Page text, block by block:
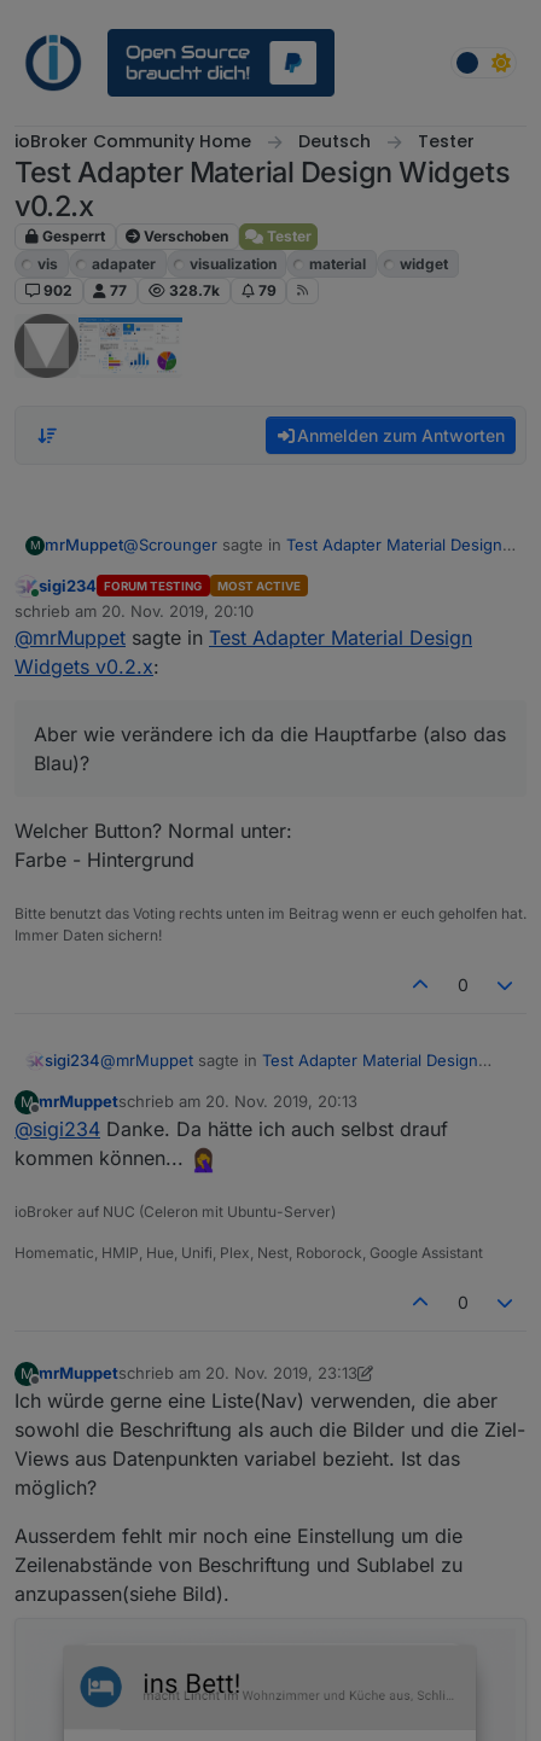
ioBroker Community Home Deutsch Tester
Test Adapter Material Design Widgets
v0.2.x
Gesperrt Verschoben
Tester
vis
adapater visualization material
widget
902
77 328.7k 79
Anmelden zum Antworten
M mrMuppet@Scrounger sagte in Test Adapter Material Design
Am besten ist ein Bild im 16:9 Format zu
verwenden. Wenn du ein Icon nutzen
dann sieht es damit auch gut aus.
Gelingt mir leider nicht richtig. Aber ich glaube ich
sollte sowieso besser die Buttons nehmen. Aber
Online
sigi234 FORUM TESTING MOST ACTIVE
schrieb am 20. Nov. 2019, 20:10
zuletzt editiert von
@mrMuppet sagte in Test Adapter Material Design
Widgets v0.2.x:
Aber wie verändere ich da die Hauptfarbe (also das
Blau)?
Welcher Button? Normal unter:
Farbe - Hintergrund
Bitte benutzt das Voting rechts unten im Beitrag wenn er euch geholfen hat.
Immer Daten sichern!
0
sigi234@mrMuppet sagte in Test Adapter Material Design
Aber wie verändere ich da die Hauptfarbe (also
das Blau)?
Welcher Button? Normal unter:
M
Offline
mrMuppetschrieb am 20. Nov. 2019, 20:13
zuletzt editiert von
@sigi234 Danke. Da hätte ich auch selbst drauf
kommen können...
ioBroker auf NUC (Celeron mit Ubuntu-Server)
Homematic, HMIP, Hue, Unifi, Plex, Nest, Roborock, Google Assistant
0
M
Offline
mrMuppetschrieb am 20. Nov. 2019, 23:13
zuletzt editiert von mrMuppet
Ich würde gerne eine Liste(Nav) verwenden, die aber
sowohl die Beschriftung als auch die Bilder und die Ziel-
Views aus Datenpunkten variabel bezieht. Ist das
möglich?
Ausserdem fehlt mir noch eine Einstellung um die
Zeilenabstände von Beschriftung und Sublabel zu
anzupassen(siehe Bild).